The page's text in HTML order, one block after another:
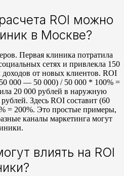
ROI можно
в Москве?
Первая клиника потратила
сетях и привлекла 150
от новых клиентов. ROI
000 — 50 000) / 50 000 * 100% =
20 000 рублей в наружную
Здесь ROI составит (60
= 200%. Это простые примеры,
каналы маркетинга могут
влиять на ROI